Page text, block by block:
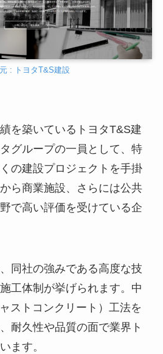
: トヨタT&S建設
を築いているトヨタT&S建
グループの一員として、特
の建設プロジェクトを手掛
ら商業施設、さらには公共
で高い評価を受けている企
同社の強みである高度な技
工体制が挙げられます。中
ストコンクリート）工法を
耐久性や品質の面で業界ト
ます。